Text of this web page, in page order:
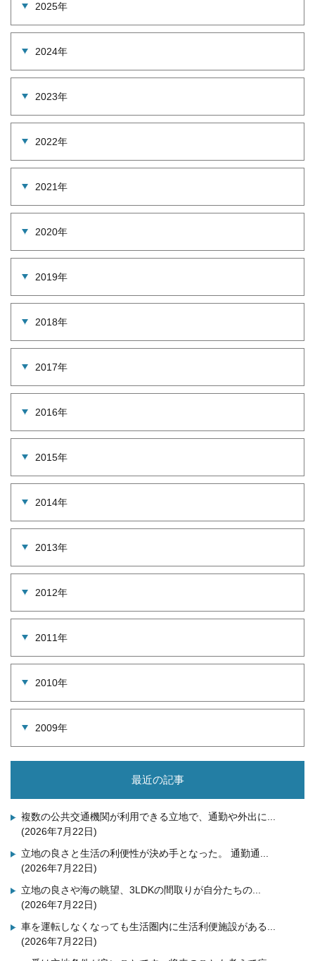
2025年
2024年
2023年
2022年
2021年
2020年
2019年
2018年
2017年
2016年
2015年
2014年
2013年
2012年
2011年
2010年
2009年
最近の記事
複数の公共交通機関が利用できる立地で、通勤や外出に...
(2026年7月22日)
立地の良さと生活の利便性が決め手となった。 通勤通...
(2026年7月22日)
立地の良さや海の眺望、3LDKの間取りが自分たちの...
(2026年7月22日)
車を運転しなくなっても生活圏内に生活利便施設がある...
(2026年7月22日)